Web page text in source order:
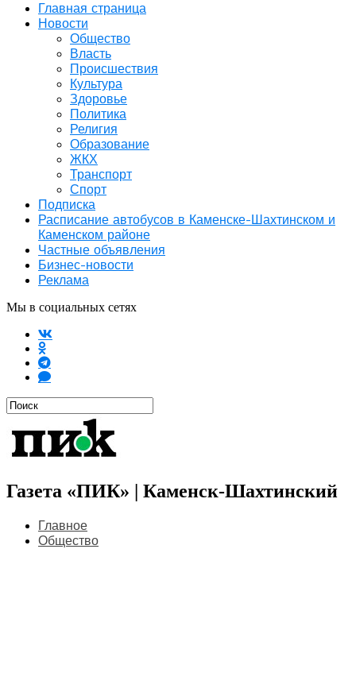
Главная страница
Новости
Общество
Власть
Происшествия
Культура
Здоровье
Политика
Религия
Образование
ЖКХ
Транспорт
Спорт
Подписка
Расписание автобусов в Каменске-Шахтинском и
Каменском районе
Частные объявления
Бизнес-новости
Реклама
Мы в социальных сетях
Газета «ПИК» | Каменск-Шахтинский
Главное
Общество